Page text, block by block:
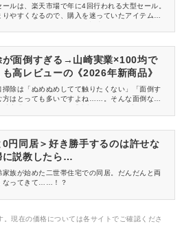
ルは、楽天市場で年に4回行われる大型セール。
やすくなるので、購入を迷っていたアイテムや
開催がいつからいつなのか予想方法をご紹介！あ
しょう。
が面倒すぎる→山崎実業×100均で
高レビューの《2026年新商品》
掃除は「ぬめぬめしてて触りたくない」「面倒す
方はとっても多いですよね……。そんな面倒な排
口ネットホルダー」が解決してくれます♡高レビュ
0円同居＞好き勝手するのは許せな
に説教したら…
家族が始めた二世帯住宅での同居。だんだんと両
なってきて……！？
現在の価格については各サイトでご確認くださ